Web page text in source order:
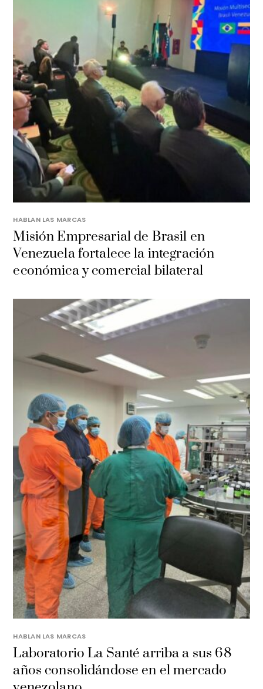
HABLAN LAS MARCAS
Misión Empresarial de Brasil en
Venezuela fortalece la integración
económica y comercial bilateral
HABLAN LAS MARCAS
Laboratorio La Santé arriba a sus 68
años consolidándose en el mercado